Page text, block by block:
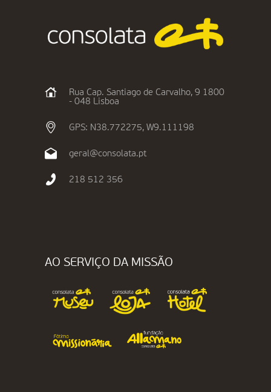
Rua Cap. Santiago de Carvalho, 9 1800
- 048 Lisboa
GPS: N38.772275, W9.111198
geral@consolata.pt
218 512 356
AO SERVIÇO DA MISSÃO